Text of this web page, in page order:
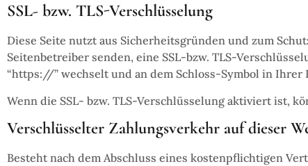
SSL- bzw. TLS-Verschlüsselung
Diese Seite nutzt aus Sicherheitsgründen und zum
Seitenbetreiber senden, eine SSL-bzw. TLS-
“https://” wechselt und an dem Schloss-Symbol in Ihrer
Wenn die SSL- bzw. TLS-Verschlüsselung aktiviert ist,
Verschlüsselter Zahlungsverkehr auf dieser
Besteht nach dem Abschluss eines kostenpflichtigen